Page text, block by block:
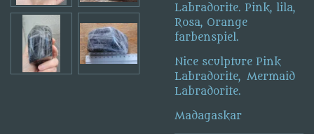
Labradorite. Pink, lila,
Rosa, Orange
farbenspiel.
Nice sculpture Pink
Labradorite, Mermaid
Labradorite.
Madagaskar